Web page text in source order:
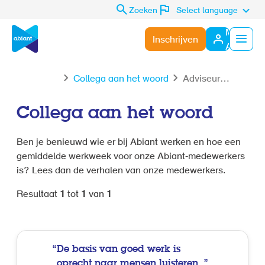
Zoeken Select language
Inschrijven
Mijn
Abiant
Collega aan het woord
Adviseur
selectie
Collega aan het woord
Ben je benieuwd wie er bij Abiant werken en hoe een
gemiddelde werkweek voor onze Abiant-medewerkers
is? Lees dan de verhalen van onze medewerkers.
Resultaat 1 tot 1 van 1
De basis van goed werk is